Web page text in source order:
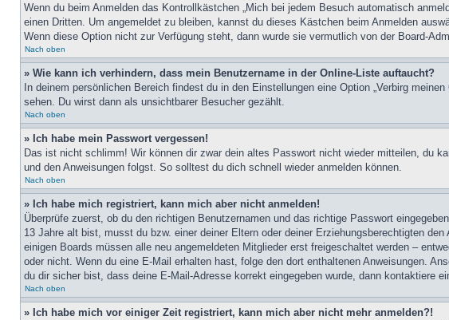
Wenn du beim Anmelden das Kontrollkästchen „Mich bei jedem Besuch automatisch
einen Dritten. Um angemeldet zu bleiben, kannst du dieses Kästchen beim Anmelden
Wenn diese Option nicht zur Verfügung steht, dann wurde sie vermutlich von der Board-
Nach oben
» Wie kann ich verhindern, dass mein Benutzername in der Online-Liste auftaucht?
In deinem persönlichen Bereich findest du in den Einstellungen eine Option „Verbirg
sehen. Du wirst dann als unsichtbarer Besucher gezählt.
Nach oben
» Ich habe mein Passwort vergessen!
Das ist nicht schlimm! Wir können dir zwar dein altes Passwort nicht wieder mitteilen, du
und den Anweisungen folgst. So solltest du dich schnell wieder anmelden können.
Nach oben
» Ich habe mich registriert, kann mich aber nicht anmelden!
Überprüfe zuerst, ob du den richtigen Benutzernamen und das richtige Passwort
13 Jahre alt bist, musst du bzw. einer deiner Eltern oder deiner Erziehungsberechtigten
einigen Boards müssen alle neu angemeldeten Mitglieder erst freigeschaltet werden –
oder nicht. Wenn du eine E-Mail erhalten hast, folge den dort enthaltenen Anweisungen.
du dir sicher bist, dass deine E-Mail-Adresse korrekt eingegeben wurde, dann kontaktiere
Nach oben
» Ich habe mich vor einiger Zeit registriert, kann mich aber nicht mehr anmelden?!